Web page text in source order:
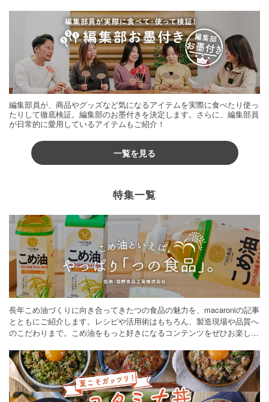
編集部員が、商品やグッズなど気になるアイテムを実際に食べたり使っ
たりして徹底検証。編集部のお墨付きを決定します。さらに、編集部員
が日常的に愛用しているアイテムもご紹介！
一覧を見る
特集一覧
長年こめ油づくりに向き合ってきたつの食品の魅力を、macaroniの記事
とともにご紹介します。レシピや活用術はもちろん、製造現場や品質へ
のこだわりまで。こめ油をもっと好きになるコンテンツをぜひお楽しみ